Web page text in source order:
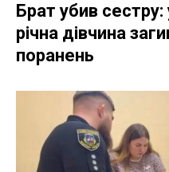
Брат убив сестру:
річна дівчина
поранень